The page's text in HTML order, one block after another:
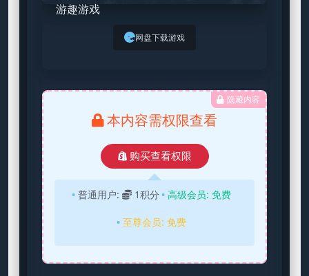
游趣游戏
网盘下载游戏
隐藏内容
本内容需权限查看
购买查看权限
普通用户: 1积分 高级会员: 免费
至尊会员: 免费